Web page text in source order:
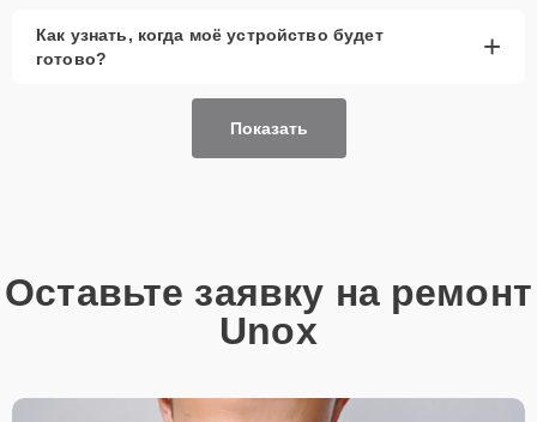
Как узнать, когда моё устройство будет
готово?
+
Показать
Оставьте заявку на ремонт
Unox